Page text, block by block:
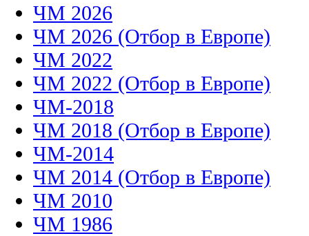
ЧМ 2026
ЧМ 2026 (Отбор в Европе)
ЧМ 2022
ЧМ 2022 (Отбор в Европе)
ЧМ-2018
ЧМ 2018 (Отбор в Европе)
ЧМ-2014
ЧМ 2014 (Отбор в Европе)
ЧМ 2010
ЧМ 1986